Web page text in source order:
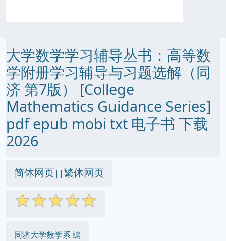
大学数学学习辅导丛书：高等数
学附册学习辅导与习题选解（同
济 第7版） [College
Mathematics Guidance Series]
pdf epub mobi txt 电子书 下载
2026
简体网页||繁体网页
☆☆☆☆☆
同济大学数学系 编